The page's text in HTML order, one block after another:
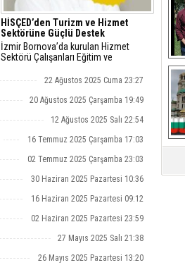
HİSÇED’den Turizm ve Hizmet
Sektörüne Güçlü Destek
İzmir Bornova’da kurulan Hizmet
Sektörü Çalışanları Eğitim ve
sektördeki çalışmalarına hız
kesmeden devam edecek
22 Ağustos 2025 Cuma 23:27
20 Ağustos 2025 Çarşamba 19:49
12 Ağustos 2025 Salı 22:54
16 Temmuz 2025 Çarşamba 17:03
02 Temmuz 2025 Çarşamba 23:03
30 Haziran 2025 Pazartesi 10:36
16 Haziran 2025 Pazartesi 09:12
02 Haziran 2025 Pazartesi 23:59
27 Mayıs 2025 Salı 21:38
26 Mayıs 2025 Pazartesi 13:20